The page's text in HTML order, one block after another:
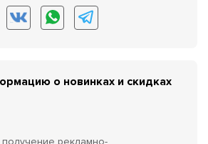
о новинках и скидках